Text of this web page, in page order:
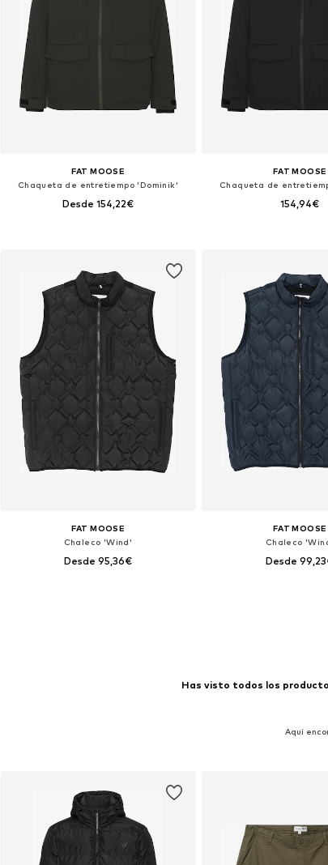
FAT MOOSE
Chaqueta de entretiempo 'Dominik'
Desde 154,22€
FAT MOOSE
Chaqueta de
154,94€
FAT MOOSE
Chaleco 'Wind'
Desde 95,36€
FAT MOOSE
Chaleco
Desde
Has visto todos los
Aquí